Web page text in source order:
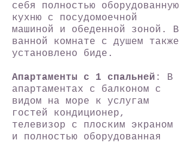
себя полностью оборудованную
кухню с посудомоечной
машиной и обеденной зоной. В
ванной комнате с душем также
установлено биде.
Апартаменты с 1 спальней : В
апартаментах с балконом с
видом на море к услугам
гостей кондиционер,
телевизор с плоским экраном
и полностью оборудованная